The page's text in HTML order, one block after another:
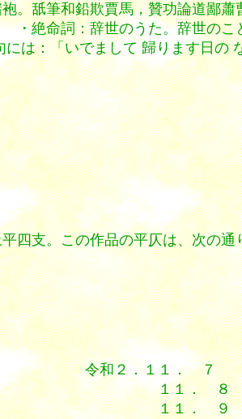
。舐筆和鉛欺賈馬，贊功論道鄙
絶命詞：辞世のうた。辞世のこ
は：「いでまして 歸ります日の
四支。この作品の平仄は、次の通
令和２．１１． ７
１１． ８
１１． ９